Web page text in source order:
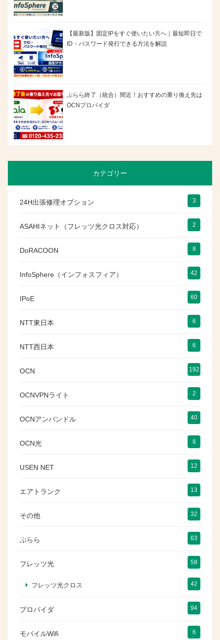
【最新版】固定IPをすぐ使いたい方へ｜最短即日で
ID・パスワード発行できる方法を解説
ぷらら終了（統合）間近！おすすめの乗り換え先は
OCNプロバイダ
カテゴリー
24H出張修理オプション 3
ASAHIネット（フレッツ光クロス対応） 2
DoRACOON 8
InfoSphere（インフォスフィア） 42
IPoE 60
NTT東日本 6
NTT西日本 6
OCN 192
OCNVPNライト 2
OCNアンバンドル 40
OCN光 8
USEN NET 12
エアトランク 13
その他 32
ぷらら 63
フレッツ光 59
フレッツ光クロス 42
プロバイダ 94
モバイルWifi 6